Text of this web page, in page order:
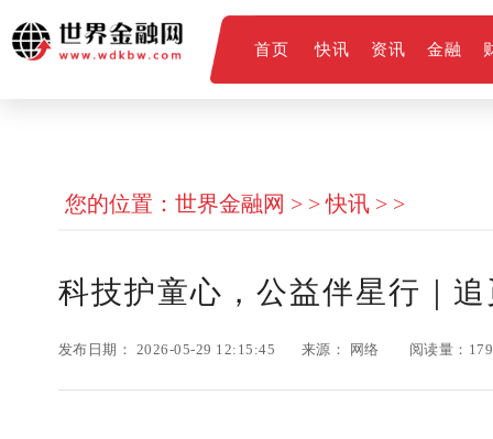
首页 快讯 资讯 金融
您的位置： 世界金融网 > >快讯> >
科技护童心，公益伴星行｜
发布日期： 2026-05-29 12:15:45 来源： 网络 阅读量：